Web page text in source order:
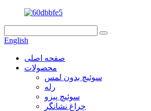
English
صفحه اصلی
محصولات
سوئیچ بدون لمس
رله
سوئیچ پیزو
چراغ نشانگر